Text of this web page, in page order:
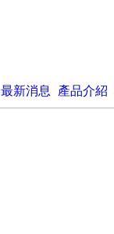
最新消息 產品介紹